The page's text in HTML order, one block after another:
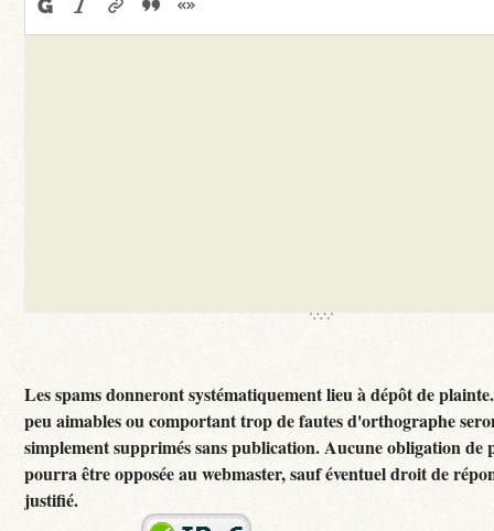
Les spams donneront systématiquement lieu à dépôt de plainte.
peu aimables ou comportant trop de fautes d'orthographe
simplement supprimés sans publication. Aucune obligation de
pourra être opposée au webmaster, sauf éventuel droit de
justifié.